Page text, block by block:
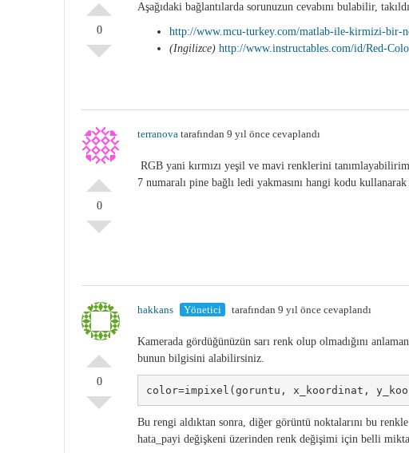
0
Aşağıdaki bağlantılarda sorunuzun cevabını bulabilir,
http://www.mcu-turkey.com/matlab-ile-kirmizi-bir-
(Ingilizce) http://www.instructables.com/id/Red-
0
terranova tarafından 9 yıl önce cevaplandı
RGB yani kırmızı yeşil ve mavi renklerini
7 numaralı pine bağlı ledi yakmasını hangi kodu
0
hakkans Yönetici tarafından 9 yıl önce cevaplandı
Kamerada gördüğünüzün sarı renk olup olmadığını
bunun bilgisini alabilirsiniz.
color=impixel(goruntu, x_koordinat,
Bu rengi aldıktan sonra, diğer görüntü noktalarını bu
hata_payi değişkeni üzerinden renk değişimi için belli